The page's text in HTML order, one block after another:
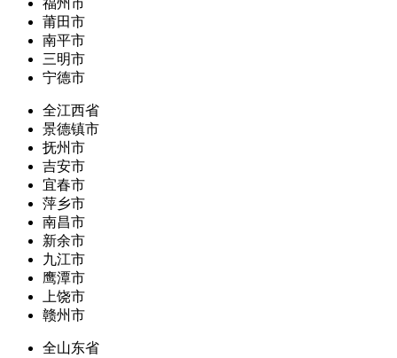
福州市
莆田市
南平市
三明市
宁德市
全江西省
景德镇市
抚州市
吉安市
宜春市
萍乡市
南昌市
新余市
九江市
鹰潭市
上饶市
赣州市
全山东省